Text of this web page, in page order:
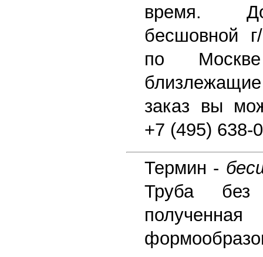
время.
бесшовной
по
заказ вы
+7 (495) 638-
Термин -
Труба без